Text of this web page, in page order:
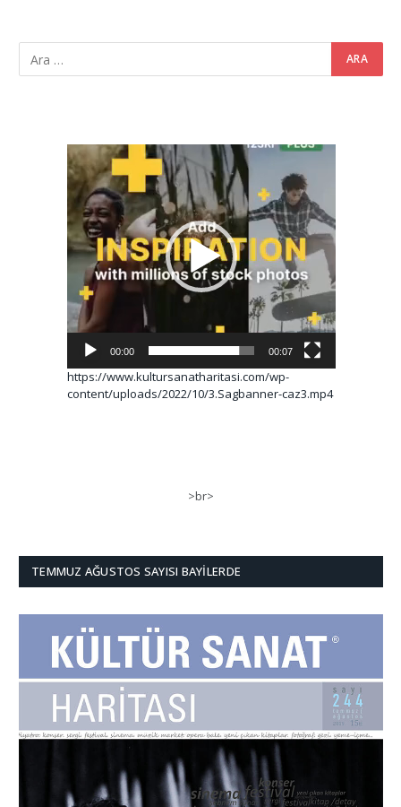
Video
oynatıcı
00:00 00:07
https://www.kultursanatharitasi.com/wp-
content/uploads/2022/10/3.Sagbanner-caz3.mp4
>br>
TEMMUZ AĞUSTOS SAYISI BAYILERDE